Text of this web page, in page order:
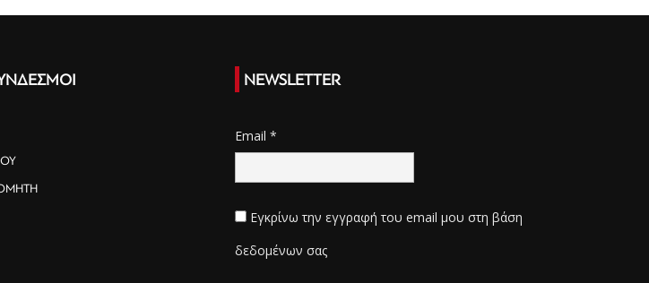
NEWSLETTER
Email *
Εγκρίνω την εγγραφή του email μου στη βάση
δεδομένων σας